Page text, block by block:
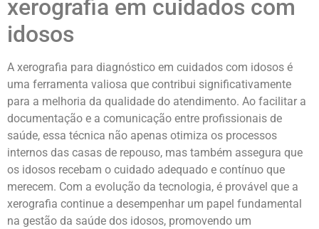
xerografia em cuidados com
idosos
A xerografia para diagnóstico em cuidados com idosos é
uma ferramenta valiosa que contribui significativamente
para a melhoria da qualidade do atendimento. Ao facilitar a
documentação e a comunicação entre profissionais de
saúde, essa técnica não apenas otimiza os processos
internos das casas de repouso, mas também assegura que
os idosos recebam o cuidado adequado e contínuo que
merecem. Com a evolução da tecnologia, é provável que a
xerografia continue a desempenhar um papel fundamental
na gestão da saúde dos idosos, promovendo um